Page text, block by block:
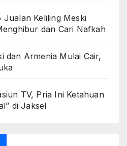
Jualan Keliling Meski
dan Cari Nafkah
dan Armenia Mulai Cair,
TV, Pria Ini Ketahuan
di Jaksel